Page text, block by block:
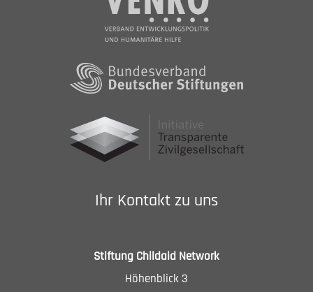
Ihr Kontakt zu uns
Stiftung Childaid Network
Höhenblick 3